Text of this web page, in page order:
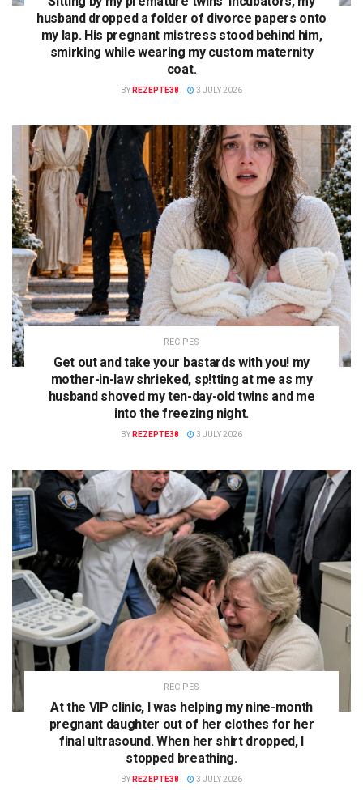
husband dropped a folder of divorce papers onto
my lap. His pregnant mistress stood behind him,
smirking while wearing my custom maternity
coat.
BY REZEPTE38 3 JULY 2026
RECIPES
Get out and take your bastards with you! my
mother-in-law shrieked, sp!tting at me as my
husband shoved my ten-day-old twins and me
into the freezing night.
BY REZEPTE38 3 JULY 2026
RECIPES
At the VIP clinic, I was helping my nine-month
pregnant daughter out of her clothes for her
final ultrasound. When her shirt dropped, I
stopped breathing.
BY REZEPTE38 3 JULY 2026